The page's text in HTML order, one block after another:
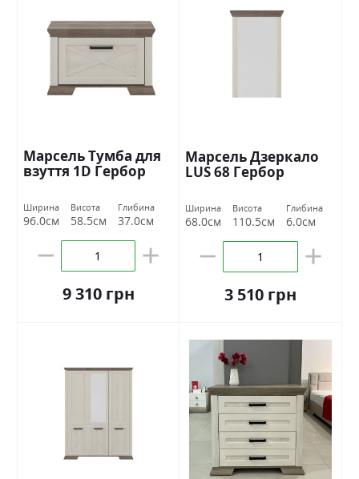
Марсель Тумба для
взуття 1D Гербор
Ширина
96.0см
Висота
58.5см
Глибина
37.0см
9 310 грн
Марсель Дзеркало
LUS 68 Гербор
Ширина
68.0см
Висота
110.5см
Глибина
6.0см
3 510 грн